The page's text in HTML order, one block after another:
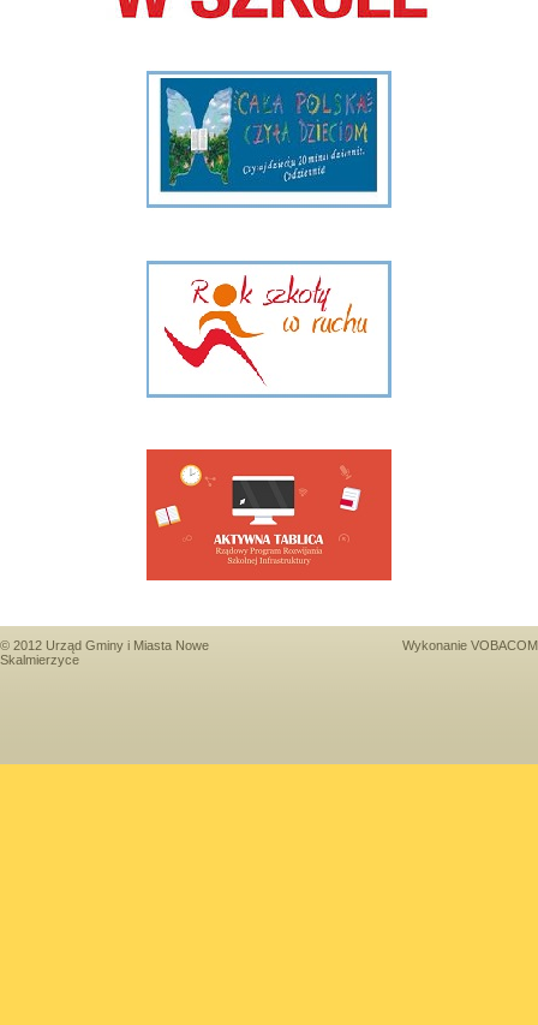
© 2012 Urząd Gminy i Miasta Nowe
Skalmierzyce
Wykonanie VOBACOM